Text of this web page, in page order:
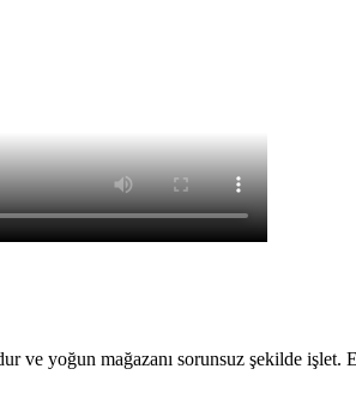
ve yoğun mağazanı sorunsuz şekilde